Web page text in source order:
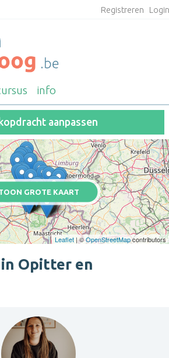
Registreren
info
aanpassen
GROTE KAART
Leaflet| ©OpenStreetMapcontributors
Opitter en